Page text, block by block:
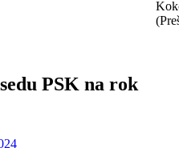
PSK na rok